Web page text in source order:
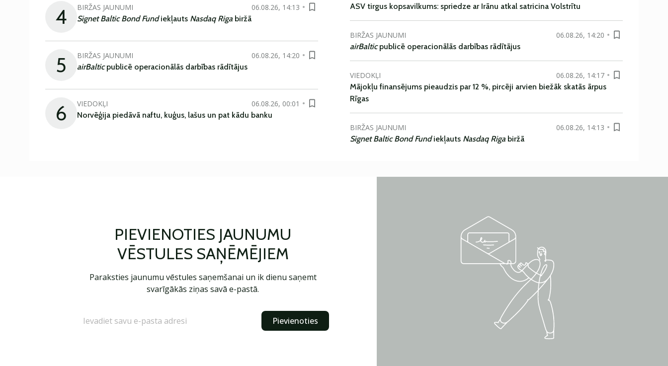
4 BIRŽAS JAUNUMI
06.08.26, 14:13
Signet Baltic Bond Fundiekļauts Nasdaq Riga biržā
5 BIRŽAS JAUNUMI
06.08.26, 14:20
airBalticpublicē operacionālās darbības rādītājus
6 VIEDOKĻI
06.08.26, 00:01
Norvēģija piedāvā naftu, kuģus, lašus un pat kādu banku
ASV tirgus kopsavilkums: spriedze ar Irānu atkal satricina Volstrītu
BIRŽAS JAUNUMI
06.08.26, 14:20
airBalticpublicē operacionālās darbības rādītājus
VIEDOKĻI
06.08.26, 14:17
Mājokļu finansējums pieaudzis par 12 %, pircēji arvien biežāk skatās ārpus
Rīgas
BIRŽAS JAUNUMI
06.08.26, 14:13
Signet Baltic Bond Fundiekļauts Nasdaq Riga biržā
PIEVIENOTIES JAUNUMU
VĒSTULES SAŅĒMĒJIEM
Paraksties jaunumu vēstules saņemšanai un ik dienu saņemt
svarīgākās ziņas savā e-pastā.
Pievienoties